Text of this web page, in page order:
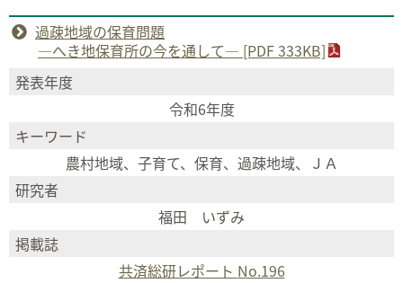
過疎地域の保育問題
―へき地保育所の今を通して― [PDF 333KB]
発表年度
令和6年度
キーワード
農村地域、子育て、保育、過疎地域、ＪＡ
研究者
福田 いずみ
掲載誌
共済総研レポート No.196